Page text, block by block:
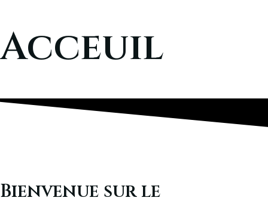
+242 06 827 2720
Facebook Twitter Instagram Tripadvisor
Acceuil
Bienvenue sur le